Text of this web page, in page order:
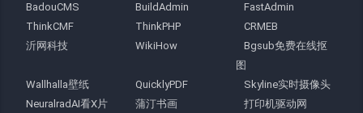
BadouCMS
BuildAdmin
FastAdmin
ThinkCMF
ThinkPHP
CRMEB
沂网科技
WikiHow
Bgsub免费在线抠
图
Wallhalla壁纸
QuicklyPDF
Skyline实时摄像头
NeuralradAI看X片
蒲汀书画
打印机驱动网